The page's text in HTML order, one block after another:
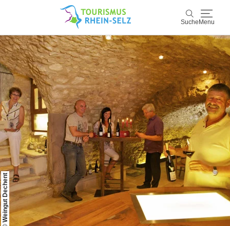
Suche Menu
Suche
Rhein-Selz
Entdecken & Erleben
Wein & Genuss
Kultur & Events
Buchen & Service
© Weingut Dechent